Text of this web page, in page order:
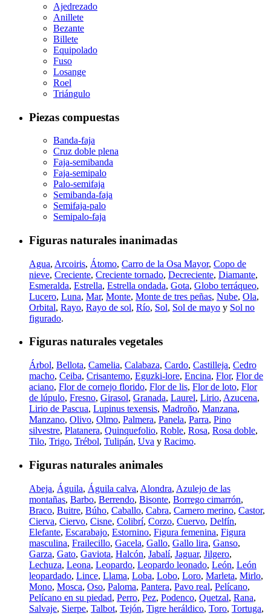
Ajedrezado
Anillete
Bezante
Billete
Equipolado
Fuso
Losange
Roel
Triángulo
Piezas compuestas
Banda-faja
Cruz doble plena
Faja-semibanda
Faja-semipalo
Palo-semifaja
Semibanda-faja
Semifaja-palo
Semipalo-faja
Figuras naturales inanimadas
Agua, Arcoiris, Átomo, Carro de la Osa Mayor, Copo de
nieve, Creciente, Creciente tornado, Decreciente, Diamante,
Esmeralda, Estrella, Estrella ondada, Gota, Globo terráqueo,
Lucero, Luna, Mar, Monte, Monte de tres peñas, Nube, Ola,
Orbital, Rayo, Rayo de sol, Río, Sol, Sol de mayo y Sol no
figurado.
Figuras naturales vegetales
Árbol, Bellota, Camelia, Calabaza, Cardo, Castilleja, Cedro
macho, Ceiba, Crisantemo, Eguzki-lore, Encina, Flor, Flor de
aciano, Flor de cornejo florido, Flor de lis, Flor de loto, Flor
de lúpulo, Fresno, Girasol, Granada, Laurel, Lirio, Azucena,
Lirio de Pascua, Lupinus texensis, Madroño, Manzana,
Manzano, Olivo, Olmo, Palmera, Panela, Parra, Pino
silvestre, Platanera, Quinquefolio, Roble, Rosa, Rosa doble,
Tilo, Trigo, Trébol, Tulipán, Uva y Racimo.
Figuras naturales animales
Abeja, Águila, Águila calva, Alondra, Azulejo de las
montañas, Barbo, Berrendo, Bisonte, Borrego cimarrón,
Braco, Buitre, Búho, Caballo, Cabra, Carnero merino, Castor,
Cierva, Ciervo, Cisne, Colibrí, Corzo, Cuervo, Delfín,
Elefante, Escarabajo, Estornino, Figura femenina, Figura
masculina, Frailecillo, Gacela, Gallo, Gallo lira, Ganso,
Garza, Gato, Gaviota, Halcón, Jabalí, Jaguar, Jilgero,
Lechuza, Leona, Leopardo, Leopardo leonado, León, León
leopardado, Lince, Llama, Loba, Lobo, Loro, Marleta, Mirlo,
Mono, Mosca, Oso, Paloma, Pantera, Pavo real, Pelícano,
Pelícano en su piedad, Perro, Pez, Podenco, Quetzal, Rana,
Salvaje, Sierpe, Talbot, Tejón, Tigre heráldico, Toro, Tortuga,